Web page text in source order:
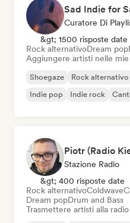
Sad Indie for
Curatore Di
&gt; 1500 risposte date
Rock alternativoDream pop
Aggiungere artisti nelle
Shoegaze Rock alternativo
Indie pop
Indie rock
Piotr (Radio
Stazione Radio
&gt; 400 risposte date
Rock alternativoColdwave
Dream popDrum and Bass
Trasmettere artisti alla radio